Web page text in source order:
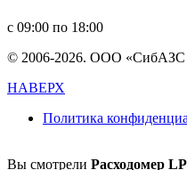
с 09:00 по 18:00
© 2006-2026. ООО «СибАЗС
НАВЕРХ
Политика
Вы смотрели Расходомер